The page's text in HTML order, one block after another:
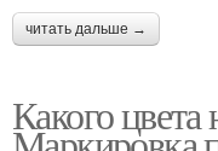
читать дальше →
Какого